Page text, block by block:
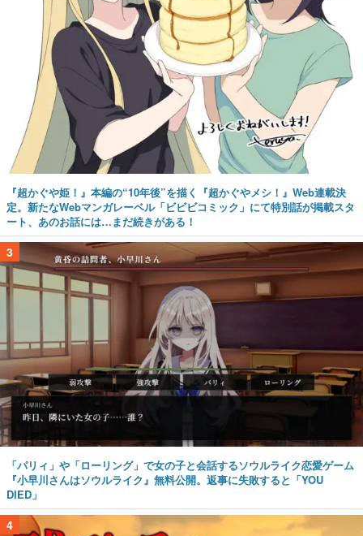
『超かぐや姫！』本編の“10年後”を描く『超かぐやメシ！』Web連載決
定。新たなWebマンガレーベル「ビビビコミック」にて特別話が掲載スタ
ート、あのお話には…まだ続きがある！
「パリィ」や「ローリング」で女の子と会話するソウルライク恋愛ゲーム
『小早川さんはソウルライク』無料公開。返事に失敗すると「YOU
DIED」
4